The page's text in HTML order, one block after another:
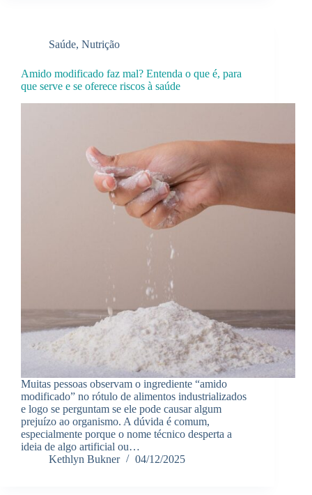
Saúde, Nutrição
Amido modificado faz mal? Entenda o que é, para
que serve e se oferece riscos à saúde
Muitas pessoas observam o ingrediente “amido
modificado” no rótulo de alimentos industrializados
e logo se perguntam se ele pode causar algum
prejuízo ao organismo. A dúvida é comum,
especialmente porque o nome técnico desperta a
ideia de algo artificial ou…
Kethlyn Bukner
04/12/2025